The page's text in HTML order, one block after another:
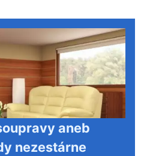
aneb
nezestárne